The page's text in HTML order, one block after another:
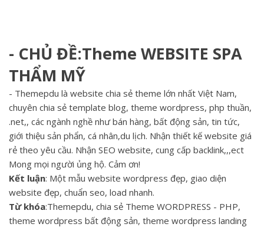
- CHỦ ĐỀ:Theme WEBSITE SPA
THẨM MỸ
- Themepdu là website chia sẻ theme lớn nhất Việt Nam,
chuyên chia sẻ template blog, theme wordpress, php thuần,
.net,, các ngành nghề như bán hàng, bất động sản, tin tức,
giới thiệu sản phẩn, cá nhân,du lịch. Nhận thiết kế website giá
rẻ theo yêu cầu. Nhận SEO website, cung cấp backlink,,,ect
Mong mọi người ủng hộ. Cảm ơn!
Kết luận: Một mẫu website wordpress đẹp, giao diện
website đẹp, chuẩn seo, load nhanh.
Từ khóa:Themepdu, chia sẻ Theme WORDPRESS - PHP,
theme wordpress bất động sản, theme wordpress landing